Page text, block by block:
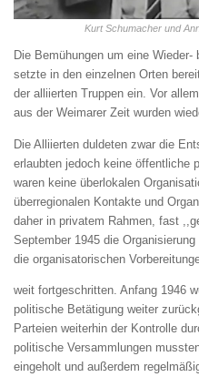
Kurt Schumacher und
Die Bemühungen um eine
setzte in den einzelnen Orten
der alliierten Truppen ein. Vor
aus der Weimarer Zeit wurden
Die Alliierten duldeten zwar die
erlaubten jedoch keine öffentliche
waren keine überlokalen
überregionalen Kontakte und
daher in privatem Rahmen, fast
September 1945 die
die organisatorischen
weit fortgeschritten. Anfang 1946
politische Betätigung weiter
Parteien weiterhin der Kontrolle
politische Versammlungen
eingeholt und außerdem